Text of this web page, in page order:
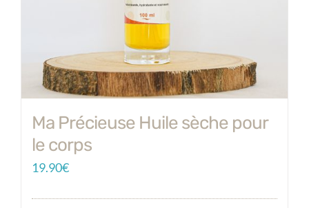
Ma Précieuse Huile sèche pour
le corps
19.90€